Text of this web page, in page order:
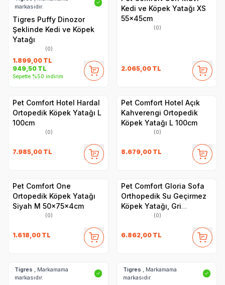
markasıdır.
✓
Tigres Puffy Dinozor
Şeklinde Kedi ve Köpek
Yatağı
(0)
1.899,00 TL
949,50 TL
Sepette %50 indirim
Kedi ve Köpek Yatağı XS
55x45cm
(0)
2.065,00 TL
Pet Comfort Hotel Hardal
Ortopedik Köpek Yatağı L
100cm
(0)
7.985,00 TL
Pet Comfort Hotel Açık
Kahverengi Ortopedik
Köpek Yatağı L 100cm
(0)
8.679,00 TL
Pet Comfort One
Ortopedik Köpek Yatağı
Siyah M 50x75x4cm
(0)
1.618,00 TL
Pet Comfort Gloria Sofa
Orthopedik Su Geçirmez
Köpek Yatağı, Gri
120x80x10cm
(0)
6.862,00 TL
Tigres
, Markamama
markasıdır.
✓
Tigres
, Markamama
markasıdır.
✓